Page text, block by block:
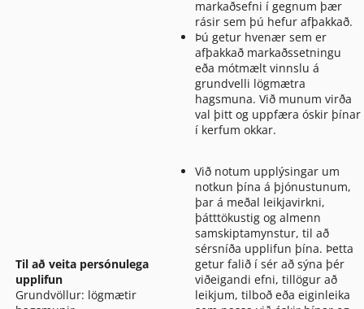
markaðsefni í gegnum þær
rásir sem þú hefur afþakkað.
Þú getur hvenær sem er
afþakkað markaðssetningu
eða mótmælt vinnslu á
grundvelli lögmætra
hagsmuna. Við munum virða
val þitt og uppfæra óskir þínar
í kerfum okkar.
Til að veita persónulega
upplifun
Grundvöllur: lögmætir
Við notum upplýsingar um
notkun þína á þjónustunum,
þar á meðal leikjavirkni,
þátttökustig og almenn
samskiptamynstur, til að
sérsníða upplifun þína. Þetta
getur falið í sér að sýna þér
viðeigandi efni, tillögur að
leikjum, tilboð eða eiginleika